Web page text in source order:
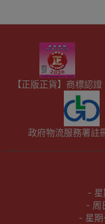
【正版正貨】商標認證
政府物流服務署註
-
- 周
- 星